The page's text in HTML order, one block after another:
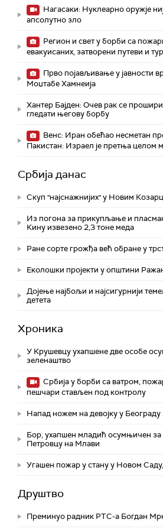
Нагасаки: Нуклеарно оружје
апсолутно зло
Регион и свет у борби са
евакуисаних, затворени путеви и
Прво појављивање у јавности
Моџтабe Хамнеија
Хантер Бајден: Очев рак се
гледати његову борбу
Венс: Иран обећао несметан
Пакистан: Израел је претња целом
Србија данас
Скуп "најснажнијих" у Новим
Из погона за прикупљање и
Кину извезено 2,3 тоне меда
Ране сорте грожђа већ обране у
Eколошки пројекти у општини
Дојење најбољи и најсигурнији
детета
Хроника
У Крушевцу ухапшене две особе
зеленаштво
Србија у борби са ватром,
пешчари стављен под контролу
Напад ножем на девојку у Београду
Бор, ухапшен младић осумњичен
Петровцу на Млави
Угашен пожар у стану у Новом
Друштво
Преминуо радник РТС-а Богдан